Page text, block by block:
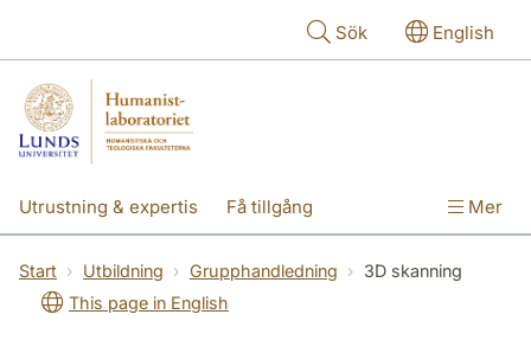
Sök English
Utrustning & expertis Få tillgång
Om labbet
Mer
Start Utbildning Grupphandledning
3D skanning
This page in English